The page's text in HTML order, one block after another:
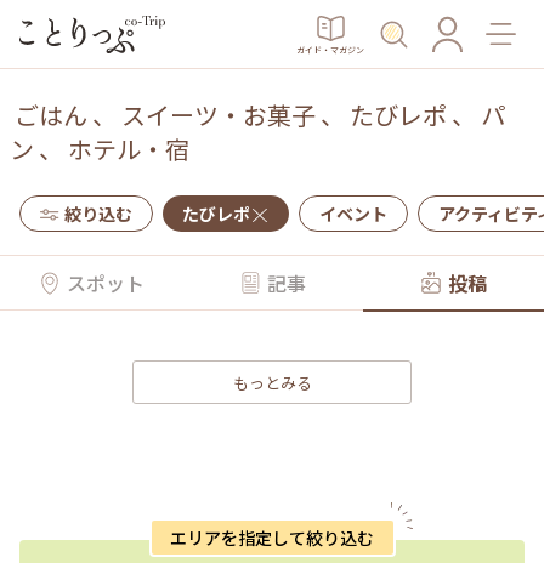
ガイド・マガジン
ごはん 、 スイーツ・お菓子、 たびレポ 、 パ
ン 、 ホテル・宿
絞り込む たびレポ イベント アクティビテ
スポット 記事 投稿
もっとみる
エリアを指定して絞り込む